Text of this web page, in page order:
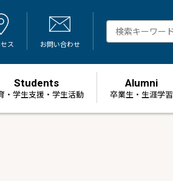
ス お問い合わせ
Students
・学生支援・学生活動
Alumni
卒業生・生涯学習